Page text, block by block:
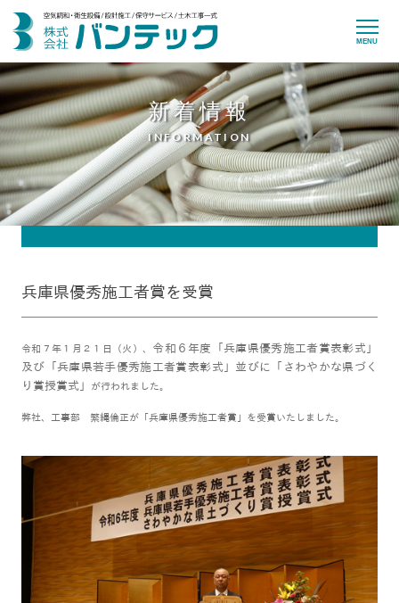
MENU
新着情報
INFORMATION
兵庫県優秀施工者賞を受賞
令和７年１月２１日（火）、 令和６年度「兵庫県優秀施工者賞表彰式」
及び「兵庫県若手優秀施工者賞表彰式」並びに「さわやかな県づく
り賞授賞式」
が行われました。
弊社、工事部 繁縄倫正が「兵庫県優秀施工者賞」を受賞いたしました。